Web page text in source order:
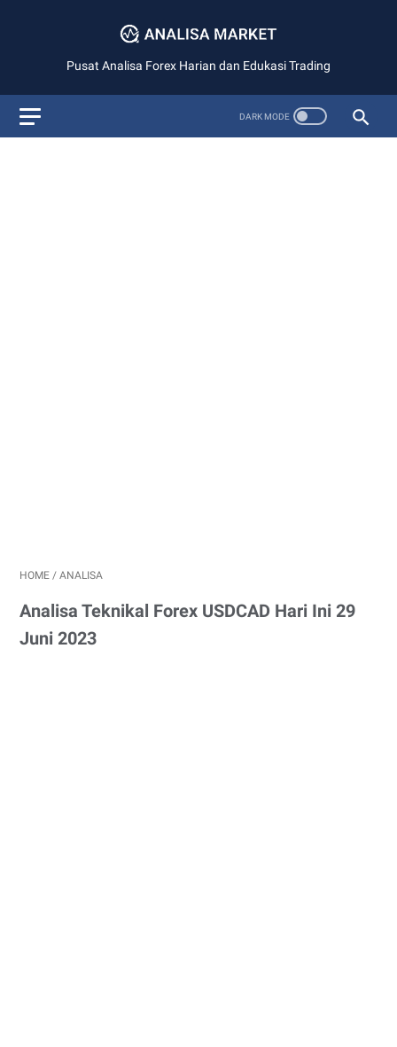
Pusat Analisa Forex Harian dan Edukasi Trading
HOME / ANALISA
Analisa Teknikal Forex USDCAD Hari Ini 29
Juni 2023